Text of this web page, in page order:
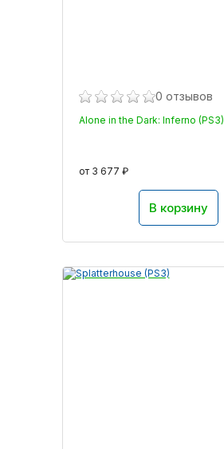
0 отзывов
Alone in the Dark: Inferno (PS3)
от 3 677 ₽
В корзину